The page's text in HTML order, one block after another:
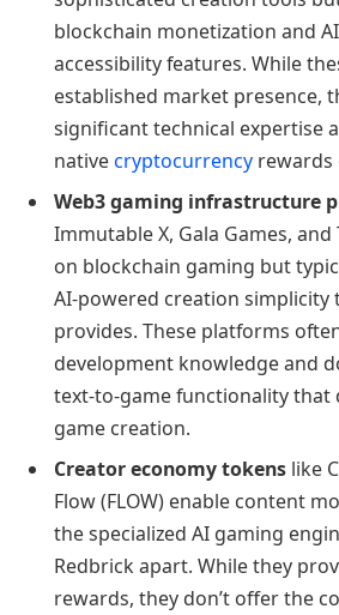
blockchain monetization and
accessibility features. While
established market presence,
significant technical expertise
nativecryptocurrency rewards
Web3 gaming infrastructure
Immutable X, Gala Games,
on blockchain gaming but
AI-powered creation simplicity
provides. These platforms
development knowledge and
text-to-game functionality that
game creation.
Creator economy tokens like
Flow (FLOW) enable content
the specialized AI gaming
Redbrick apart. While they
rewards, they don’t offer the